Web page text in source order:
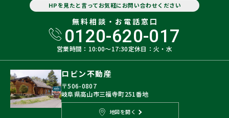
HPを見たと言ってお気軽にお問い合わせください
無料相談・お電話窓口
0120-620-017
営業時間：10:00〜17:30定休日：火・水
ロビン不動産
〒506-0807
岐阜県高山市三福寺町251番地
地図を開く